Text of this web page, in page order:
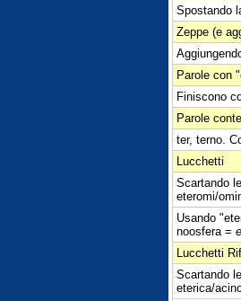
Spostando
Zeppe (e
Parole con
Finiscono
Parole
ter, terno.
Lucchetti
Scartando
eteromi/
Usando
noosfera =
Lucchetti
Scartando
eterica/